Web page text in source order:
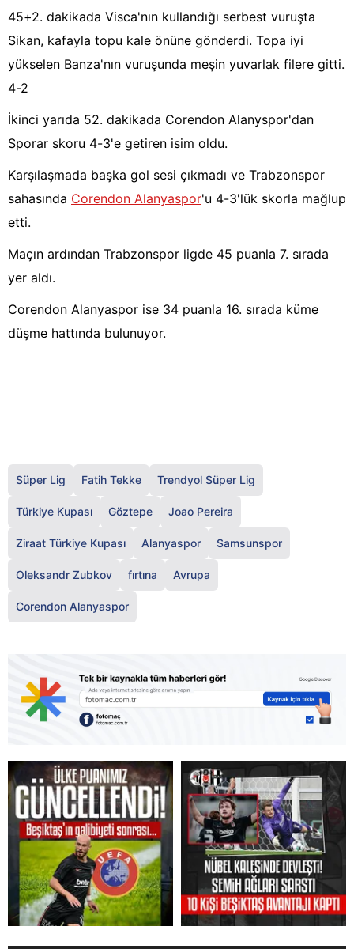
45+2. dakikada Visca'nın kullandığı serbest vuruşta
Sikan, kafayla topu kale önüne gönderdi. Topa iyi
yükselen Banza'nın vuruşunda meşin yuvarlak filere gitti.
4-2
İkinci yarıda 52. dakikada Corendon Alanyspor'dan
Sporar skoru 4-3'e getiren isim oldu.
Karşılaşmada başka gol sesi çıkmadı ve Trabzonspor
sahasında Corendon Alanyaspor'u 4-3'lük skorla mağlup
etti.
Maçın ardından Trabzonspor ligde 45 puanla 7. sırada
yer aldı.
Corendon Alanyaspor ise 34 puanla 16. sırada küme
düşme hattında bulunuyor.
Süper Lig Fatih Tekke Trendyol Süper Lig
Türkiye Kupası Göztepe Joao Pereira
Ziraat Türkiye Kupası Alanyaspor Samsunspor
Oleksandr Zubkov fırtına Avrupa
Corendon Alanyaspor